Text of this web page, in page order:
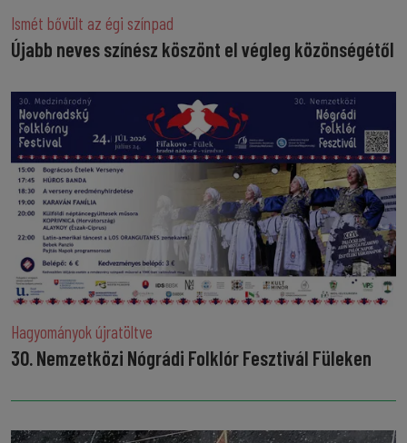
Ismét bővült az égi színpad
Újabb neves színész köszönt el végleg közönségétől
Hagyományok újratöltve
30. Nemzetközi Nógrádi Folklór Fesztivál Füleken